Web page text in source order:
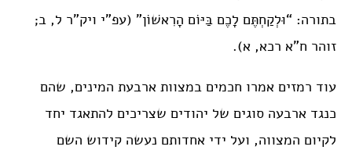
בתורה: “וּלְקַחְתֶּם לָכֶם בַּיּוֹם הָרִאשׁוֹן” (עפ”י ויק”ר ל, ב;
זוהר ח”א רכא, א).
עוד רמזים אמרו חכמים במצוות ארבעת המינים, שהם
כנגד ארבעה סוגים של יהודים שצריכים להתאגד יחד
לקיום המצווה, ועל ידי אחדותם נעשה קידוש השם